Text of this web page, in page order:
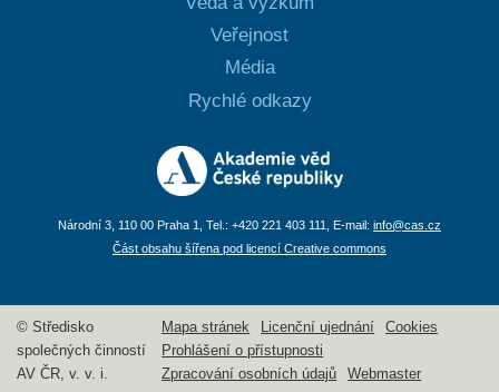
Veřejnost
Média
Rychlé odkazy
Národní 3, 110 00 Praha 1, Tel.: +420 221 403 111, E-mail: info@cas.cz
Část obsahu šířena pod licencí Creative commons
© Středisko
společných činností
AV ČR, v. v. i.
Mapa stránek Licenční ujednání
Cookies
Prohlášení o přístupnosti
Zpracování osobních údajů
Webmaster